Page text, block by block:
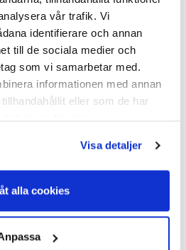
vår trafik. Vi
identifierare och annan
till de sociala medier och
som vi samarbetar med.
informationen med annan
eller som de har
Visa detaljer
alla cookies
mot huden, även vid frekvent
och effektivt samtidigt som
Svanenmärket mildtvål.
och frekvent tvättande med tvål
att välja en mild och skonsam